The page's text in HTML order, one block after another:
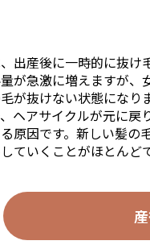
出産後に一時的に抜
が急激に増えますが
が抜けない状態にな
ヘアサイクルが元に
原因です。新しい髪
ていくことがほとんどで